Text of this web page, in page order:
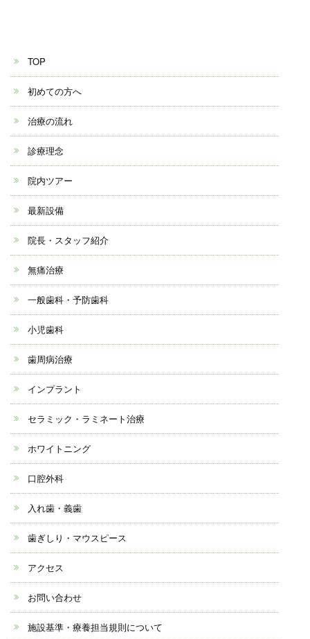
TOP
初めての方へ
治療の流れ
診療理念
院内ツアー
最新設備
院長・スタッフ紹介
無痛治療
一般歯科・予防歯科
小児歯科
歯周病治療
インプラント
セラミック・ラミネート治療
ホワイトニング
口腔外科
入れ歯・義歯
歯ぎしり・マウスピース
アクセス
お問い合わせ
施設基準・療養担当規則について